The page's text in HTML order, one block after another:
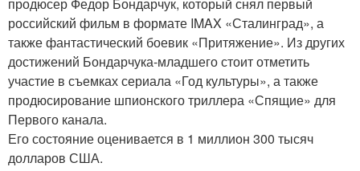
продюсер Федор Бондарчук, который снял первый
российский фильм в формате IMAX «Сталинград», а
также фантастический боевик «Притяжение». Из других
достижений Бондарчука-младшего стоит отметить
участие в съемках сериала «Год культуры», а также
продюсирование шпионского триллера «Спящие» для
Первого канала.
Его состояние оценивается в 1 миллион 300 тысяч
долларов США.